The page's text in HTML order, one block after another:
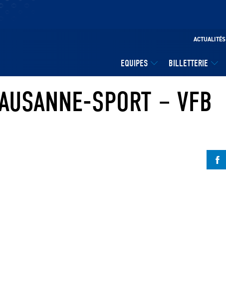
EQUIPES BILLETTERIE
ACTUALITÉS
SPORT – VFB